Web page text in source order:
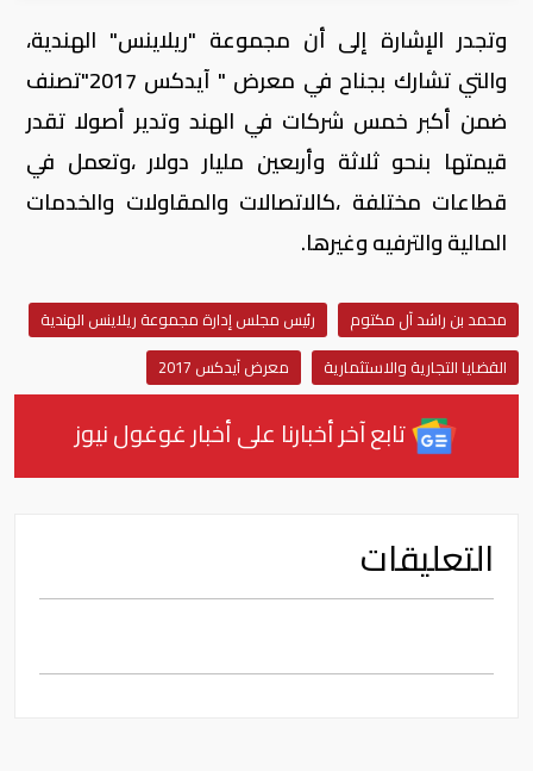
وتجدر الإشارة إلى أن مجموعة "ريلاينس" الهندية،
والتي تشارك بجناح في معرض " آيدكس 2017"تصنف
ضمن أكبر خمس شركات في الهند وتدير أصولا تقدر
قيمتها بنحو ثلاثة وأربعين مليار دولار ،وتعمل في
قطاعات مختلفة ،كالاتصالات والمقاولات والخدمات
المالية والترفيه وغيرها.
محمد بن راشد آل مكتوم
رئيس مجلس إدارة مجموعة ريلاينس الهندية
القضايا التجارية والاستثمارية
معرض آيدكس 2017
تابع آخر أخبارنا على أخبار غوغول نيوز
التعليقات